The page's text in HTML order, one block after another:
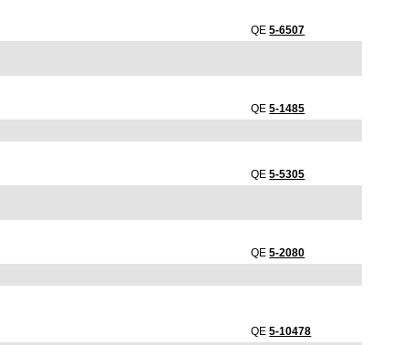
QE5-6507
QE5-1485
QE5-5305
QE5-2080
QE5-10478